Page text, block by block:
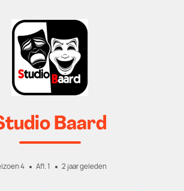
Baard
4 Afl. 1 2 jaar geleden